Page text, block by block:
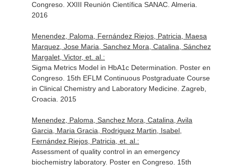
Congreso. XXIII Reunión Científica SANAC. Almeria.
2016
Menendez, Paloma, Fernández Riejos, Patricia, Maesa
Marquez, Jose Maria, Sanchez Mora, Catalina, Sánchez
Margalet, Victor, et. al.:
Sigma Metrics Model in HbA1c Determination. Poster en
Congreso. 15th EFLM Continuous Postgraduate Course
in Clinical Chemistry and Laboratory Medicine. Zagreb,
Croacia. 2015
Menendez, Paloma, Sanchez Mora, Catalina, Avila
Garcia, Maria Gracia, Rodriguez Martin, Isabel,
Fernández Riejos, Patricia, et. al.:
Assessment of quality control in an emergency
biochemistry laboratory. Poster en Congreso. 15th